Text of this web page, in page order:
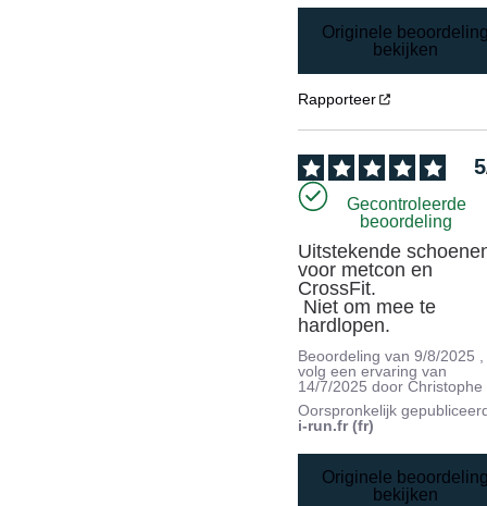
Originele
bekijken
Rapporteer
5
Gecontroleerde
beoordeling
Uitstekende
voor metcon en
CrossFit.
hardlopen.
Beoordeling van9/8/2025
volg een ervaring van
14/7/2025 doorChristophe
Oorspronkelijk
i-run.fr (fr)
Originele
bekijken